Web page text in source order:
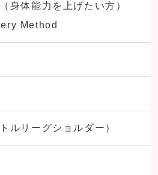
身体能力を上げたい方）
Method
ルリーグショルダー）